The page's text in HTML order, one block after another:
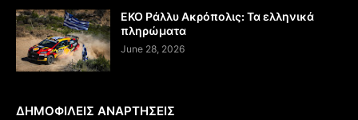
EKO Ράλλυ Ακρόπολις: Τα ελληνικά
πληρώματα
June 28, 2026
ΔΗΜΟΦΙΛΕΙΣ ΑΝΑΡΤΗΣΕΙΣ